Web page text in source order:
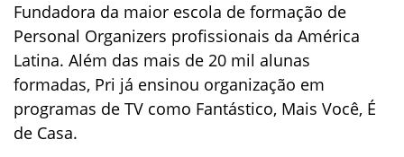
Fundadora da maior escola de formação de
Personal Organizers profissionais da América
Latina. Além das mais de 20 mil alunas
formadas, Pri já ensinou organização em
programas de TV como Fantástico, Mais Você, É
de Casa.